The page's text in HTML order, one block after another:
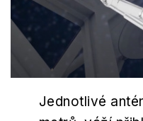
Jednotlivé